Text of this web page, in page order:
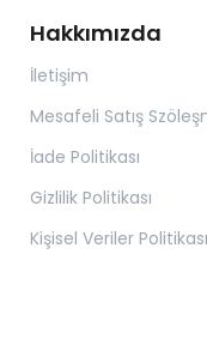
Hakkımızda
İletişim
Mesafeli Satış
İade Politikası
Gizlilik Politikası
Kişisel Veriler Politikası